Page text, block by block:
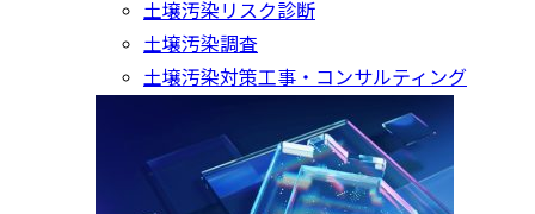
土壌汚染リスク診断
土壌汚染調査
土壌汚染対策工事・コンサルティング